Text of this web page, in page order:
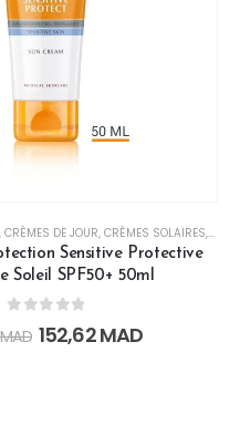
ACNÉIQUE,PEAU JEUNE OU ACNÉIQUE
,MATIFIANT,PAR ACTION,PAR TYPE DE
CRÈMES DE JOUR, CRÈMES SOLAIRES,
Sensitive Protective
Soleil SPF50+ 50ml
out of 5
MAD 152,62MAD